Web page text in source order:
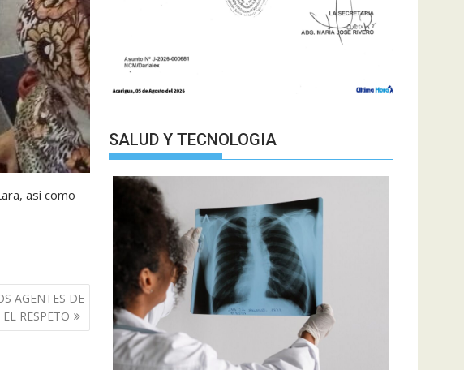
así como
AGENTES DE
RESPETO
SALUD Y TECNOLOGIA